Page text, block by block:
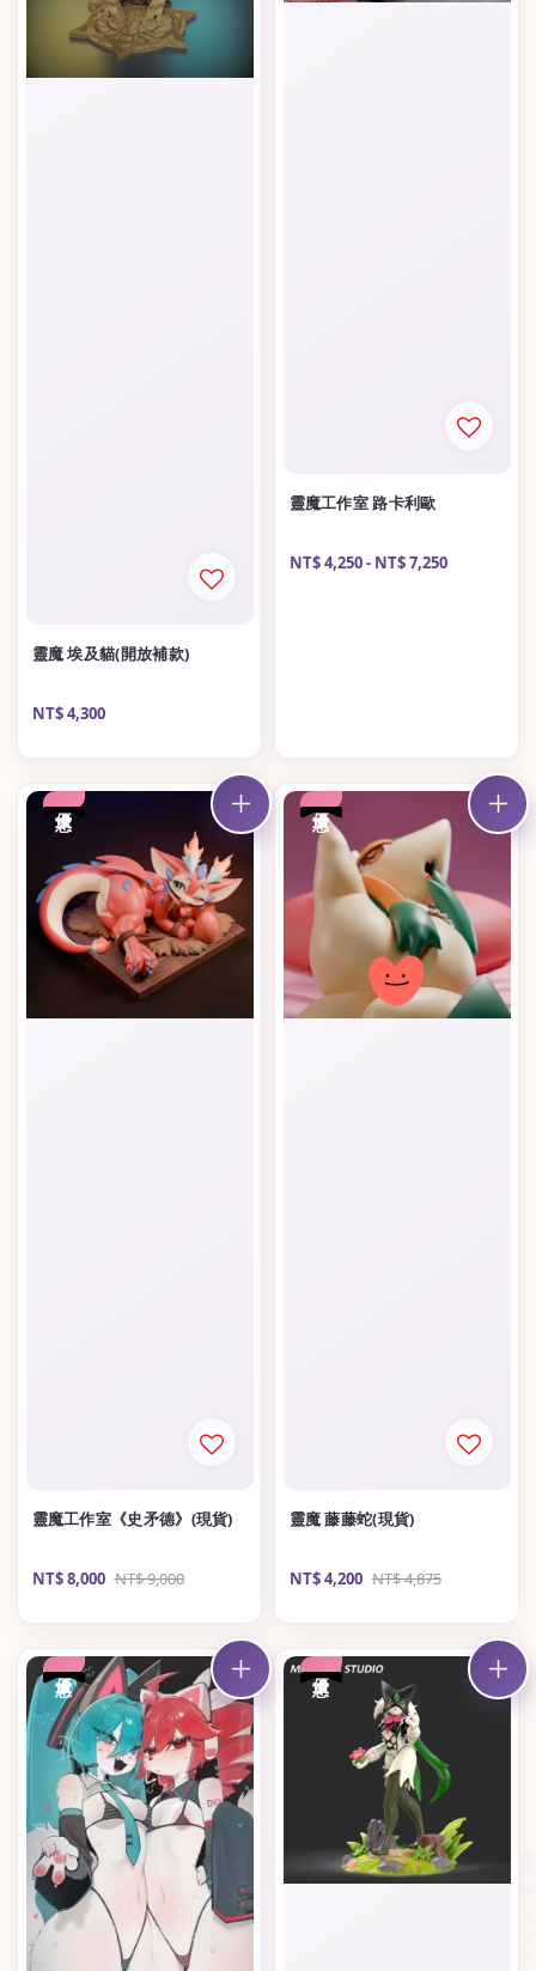
靈魔 埃及貓(開放補款)
Regular
NT$ 4,300
靈魔工作室 路卡利歐
Regular
NT$ 4,250- NT$ 7,250
靈魔工作室《史矛德》(現貨)
Sale
NT$ 8,000 Regular
NT$ 9,000
靈魔 藤藤蛇(現貨)
Sale
NT$ 4,200 Regular
NT$ 4,875